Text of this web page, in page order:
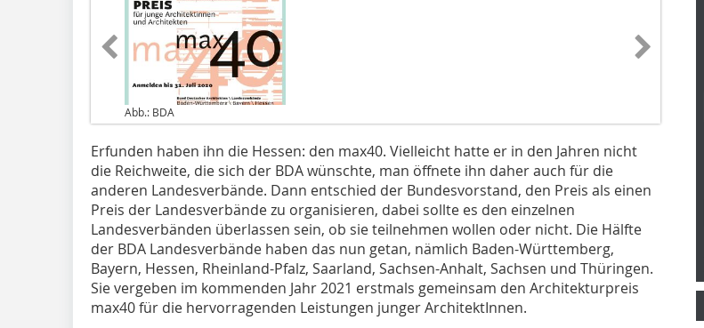
Abb.: BDA
Erfunden haben ihn die Hessen: den max40. Vielleicht hatte er in den Jahren nicht
die Reichweite, die sich der BDA wünschte, man öffnete ihn daher auch für die
anderen Landesverbände. Dann entschied der Bundesvorstand, den Preis als einen
Preis der Landesverbände zu organisieren, dabei sollte es den einzelnen
Landesverbänden überlassen sein, ob sie teilnehmen wollen oder nicht. Die Hälfte
der BDA Landesverbände haben das nun getan, nämlich Baden-Württemberg,
Bayern, Hessen, Rheinland-Pfalz, Saarland, Sachsen-Anhalt, Sachsen und Thüringen.
Sie vergeben im kommenden Jahr 2021 erstmals gemeinsam den Architekturpreis
max40 für die hervorragenden Leistungen junger ArchitektInnen.